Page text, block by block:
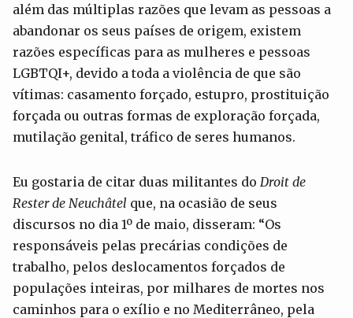
além das múltiplas razões que levam as pessoas a
abandonar os seus países de origem, existem
razões específicas para as mulheres e pessoas
LGBTQI+, devido a toda a violência de que são
vítimas: casamento forçado, estupro, prostituição
forçada ou outras formas de exploração forçada,
mutilação genital, tráfico de seres humanos.
Eu gostaria de citar duas militantes do Droit de
Rester de Neuchâtel que, na ocasião de seus
discursos no dia 1º de maio, disseram: “Os
responsáveis pelas precárias condições de
trabalho, pelos deslocamentos forçados de
populações inteiras, por milhares de mortes nos
caminhos para o exílio e no Mediterrâneo, pela